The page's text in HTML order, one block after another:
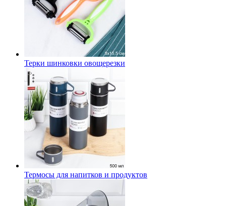
Терки шинковки овощерезки
Термосы для напитков и продуктов